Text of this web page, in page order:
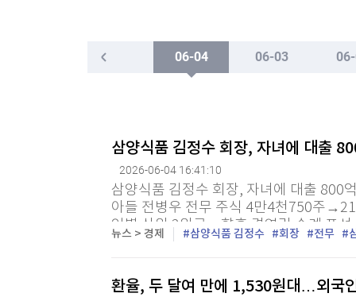
"나야, '흑백요리사' 시즌3"
젤렌스키 "북한군 3만∼5만 러 배치…韓과 협력
온로드 (ON ROAD) 인사이트
뉴스홈
글로벌경제
06-04 06-03
삼양식품 김정수 회장, 자녀에 대출
2026-06-04 16:41:10
삼양식품 김정수 회장, 자녀에 대출 800
아들 전병우 전무 주식 4만4천750주
인별 상위 2위로…향후 경영권 승계 포
김정수 회장이 두 자녀에게 대출 800억
뉴스 > 경제 삼양식품 김정수 회장 전무
환율, 두 달여 만에 1,530원대…외국